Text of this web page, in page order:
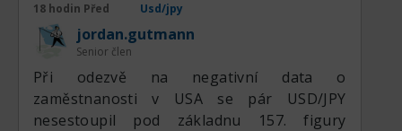
18 hodin Před Usd/jpy
jordan.gutmann
Senior člen
Při odezvě na negativní data o
zaměstnanosti v USA se pár USD/JPY
nesestoupil pod základnu 157. figury